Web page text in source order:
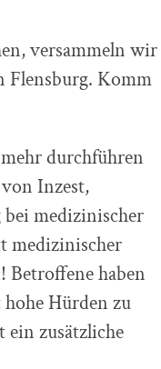
versammeln wir
Flensburg. Komm
durchführen
Inzest,
medizinischer
medizinischer
Betroffene haben
hohe Hürden zu
ein zusätzliche